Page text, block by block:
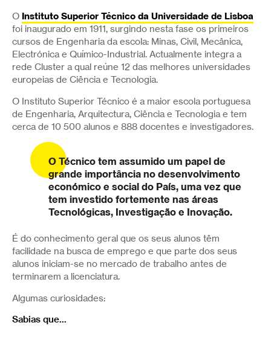
O Instituto Superior Técnico da Universidade de Lisboa
foi inaugurado em 1911, surgindo nesta fase os primeiros
cursos de Engenharia da escola: Minas, Civil, Mecânica,
Electrónica e Químico-Industrial. Actualmente integra a
rede Cluster a qual reúne 12 das melhores universidades
europeias de Ciência e Tecnologia.
O Instituto Superior Técnico é a maior escola portuguesa
de Engenharia, Arquitectura, Ciência e Tecnologia e tem
cerca de 10 500 alunos e 888 docentes e investigadores.
O Técnico tem assumido um papel de
grande importância no desenvolvimento
económico e social do País, uma vez que
tem investido fortemente nas áreas
Tecnológicas, Investigação e Inovação.
É do conhecimento geral que os seus alunos têm
facilidade na busca de emprego e que parte dos seus
alunos iniciam-se no mercado de trabalho antes de
terminarem a licenciatura.
Algumas curiosidades:
Sabias que...